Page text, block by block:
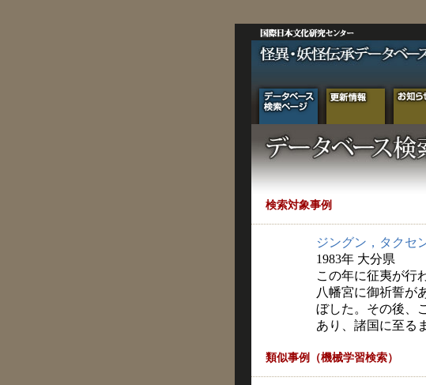
検索対象事例
ジングン，タクセ
1983年 大分県
この年に征夷が行
八幡宮に御祈誓が
ぼした。その後、
あり、諸国に至る
類似事例（機械学習検索）